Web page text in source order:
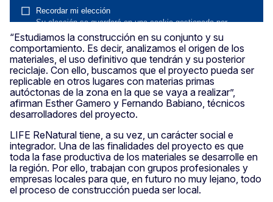
“Estudiamos la construcción en su conjunto y su
comportamiento. Es decir, analizamos el origen de los
materiales, el uso definitivo que tendrán y su posterior
reciclaje. Con ello, buscamos que el proyecto pueda ser
replicable en otros lugares con materias primas
autóctonas de la zona en la que se vaya a realizar”,
afirman Esther Gamero y Fernando Babiano, técnicos
desarrolladores del proyecto.
LIFE ReNatural tiene, a su vez, un carácter social e
integrador. Una de las finalidades del proyecto es que
toda la fase productiva de los materiales se desarrolle en
la región. Por ello, trabajan con grupos profesionales y
empresas locales para que, en futuro no muy lejano, todo
el proceso de construcción pueda ser local.